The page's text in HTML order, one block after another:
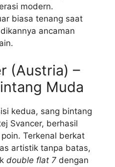
modern.
biasa tenang saat
ancaman
(Austria) –
Muda
kedua, sang bintang
Svancer, berhasil
Terkenal berkat
artistik tanpa batas,
double flat 7 dengan